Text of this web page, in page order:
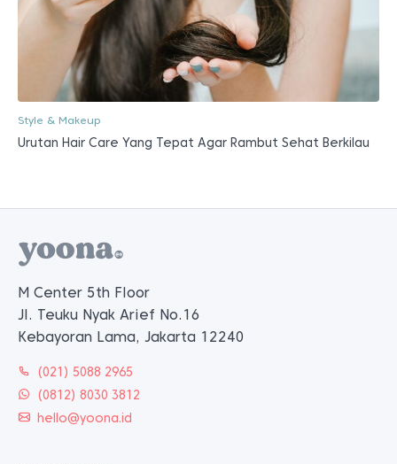
Style & Makeup
Urutan Hair Care Yang Tepat Agar Rambut Sehat Berkilau
M Center 5th Floor
Jl. Teuku Nyak Arief No.16
Kebayoran Lama, Jakarta 12240
(021) 5088 2965
(0812) 8030 3812
hello@yoona.id